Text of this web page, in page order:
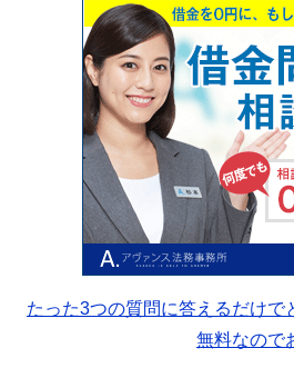
たった3つの質問に答えるだけで
無料なので